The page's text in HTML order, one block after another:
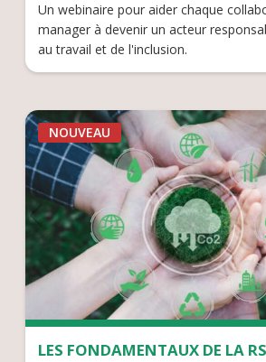
Un webinaire pour aider chaque
manager à devenir un acteur
au travail et de l'inclusion.
NOUVEAU
LES FONDAMENTAUX DE LA